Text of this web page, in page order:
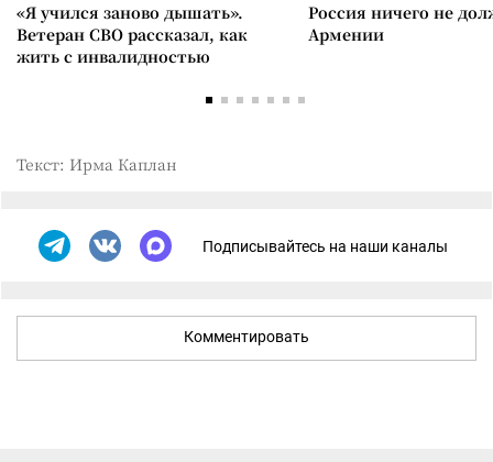
«Я учился заново дышать».
Ветеран СВО рассказал, как
жить с инвалидностью
Россия ничего не
Армении
Текст: Ирма Каплан
Подписывайтесь на наши каналы
Комментировать